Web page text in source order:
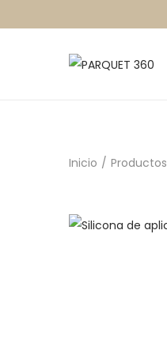
Inicio / Productos